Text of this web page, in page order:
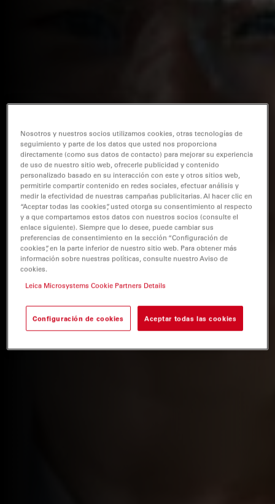
Nosotros y nuestros socios utilizamos cookies, otras tecnologías de
seguimiento y parte de los datos que usted nos proporciona
directamente (como sus datos de contacto) para mejorar su experiencia
de uso de nuestro sitio web, ofrecerle publicidad y contenido
personalizado basado en su interacción con este y otros sitios web,
permitirle compartir contenido en redes sociales, efectuar análisis y
medir la efectividad de nuestras campañas publicitarias. Al hacer clic en
“Aceptar todas las cookies”, usted otorga su consentimiento al respecto
y a que compartamos estos datos con nuestros socios (consulte el
enlace siguiente). Siempre que lo desee, puede cambiar sus
preferencias de consentimiento en la sección “Configuración de
cookies”, en la parte inferior de nuestro sitio web. Para obtener más
información sobre nuestras políticas, consulte nuestro Aviso de
cookies.
Leica Microsystems Cookie Partners Details
Configuración de cookies Aceptar todas las cookies